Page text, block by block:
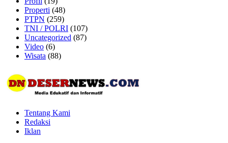
Properti (48)
PTPN (259)
TNI / POLRI (107)
Uncategorized (87)
Video (6)
Wisata (88)
Tentang Kami
Redaksi
Iklan